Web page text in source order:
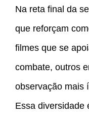
Na reta final da
que reforçam
filmes que se
combate, outros
observação mais
Essa diversidade